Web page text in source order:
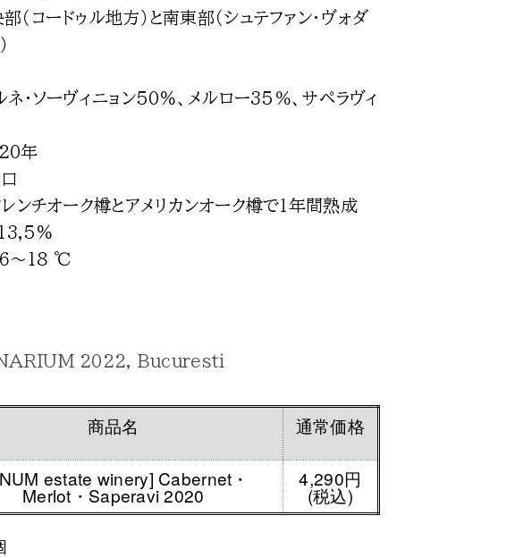
（コードゥル地方）と南東部（シュテファン・ヴォダ
ネ・ソーヴィニョン50%、メルロー35％、サペラヴィ
年
ンチオーク樽とアメリカンオーク樽で１年間熟成
13,5%
〜18 ℃
2022, Bucuresti
商品名 通常価格
estate winery] Cabernet・
Merlot・Saperavi 2020
4,290円
(税込)